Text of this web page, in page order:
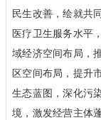
民生改善，绘就共
医疗卫生服务水平
域经济空间布局，
区空间布局，提升
生态蓝图，深化污
境，激发经营主体